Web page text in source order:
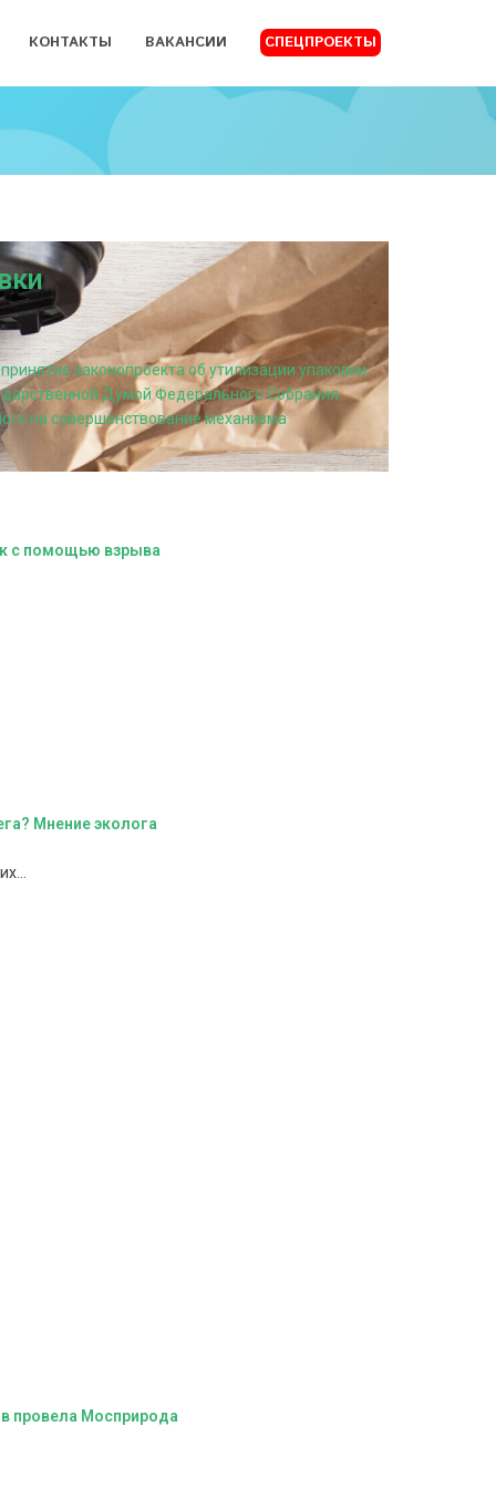
КОНТАКТЫ ВАКАНСИИ СПЕЦПРОЕКТЫ
законопроекта об утилизации упаковки,
Думой Федерального Собрания
на совершенствование механизма
с помощью взрыва
Мнение эколога
провела Мосприрода